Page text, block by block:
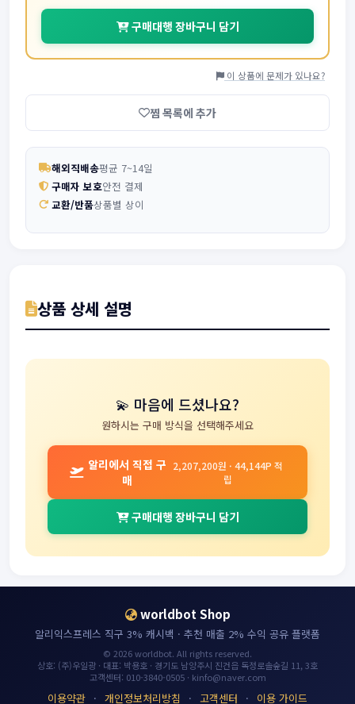
구매대행 장바구니 담기
이 상품에 문제가 있나요?
찜 목록에 추가
해외직배송평균 7~14일
구매자 보호안전 결제
교환/반품상품별 상이
상품 상세 설명
💫 마음에 드셨나요?
원하시는 구매 방식을 선택해주세요
알리에서 직접 구
매
2,207,200원 · 44,144P 적
립
구매대행 장바구니 담기
worldbot Shop
알리익스프레스 직구 3% 캐시백 · 추천 매출 2% 수익 공유 플랫폼
© 2026 worldbot. All rights reserved.
상호: (주)우일광 · 대표: 박용호 · 경기도 남양주시 진건읍 독정로솔숲길 11, 3호
고객센터: 010-3840-0505 · kinfo@naver.com
이용약관 · 개인정보처리방침 · 고객센터 · 이용 가이드